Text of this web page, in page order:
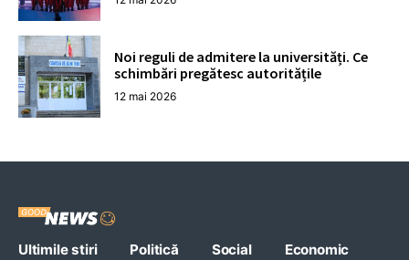
Noi reguli de admitere la universități. Ce
schimbări pregătesc autoritățile
12 mai 2026
Ultimile stiri Politică Social
Economic